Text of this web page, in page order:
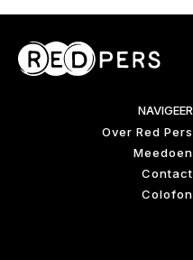
NAVIGEER
Over Red Pers
Meedoen
Contact
Colofon